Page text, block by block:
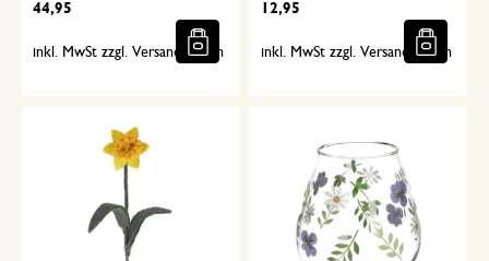
44,95
inkl. MwSt zzgl. Versandkosten
12,95
inkl. MwSt zzgl. Versandkosten